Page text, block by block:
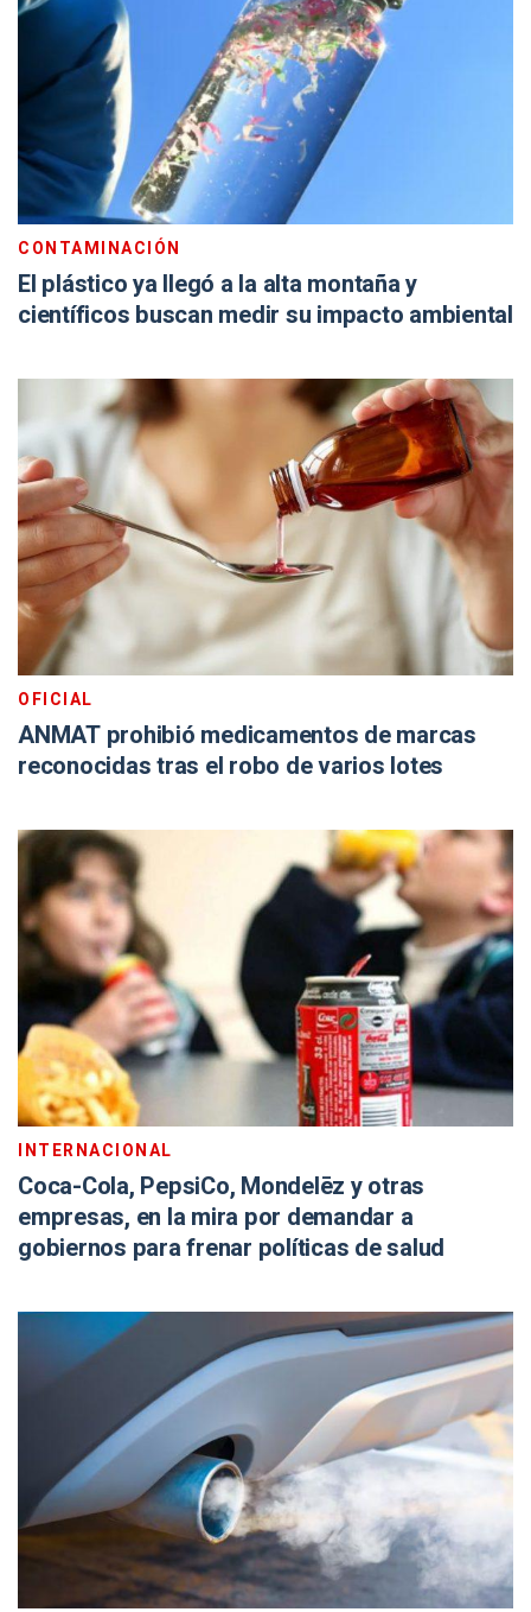
CONTAMINACIÓN
El plástico ya llegó a la alta montaña y
científicos buscan medir su impacto ambiental
OFICIAL
ANMAT prohibió medicamentos de marcas
reconocidas tras el robo de varios lotes
INTERNACIONAL
Coca-Cola, PepsiCo, Mondelēz y otras
empresas, en la mira por demandar a
gobiernos para frenar políticas de salud